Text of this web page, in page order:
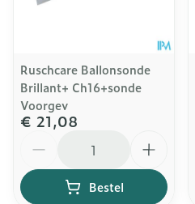
Ruschcare Ballonsonde
Brillant+ Ch16+sonde
Voorgev
€ 21,08
Bestel